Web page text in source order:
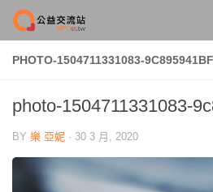
Skip to content
PHOTO-1504711331083-
photo-1504711331083-
BY 樂 亞妮 · 30 3 月, 2020